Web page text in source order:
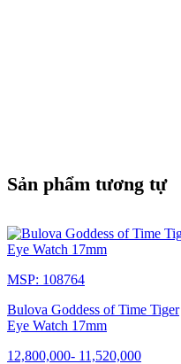
Sản phẩm tương tự
MSP: 108764
Bulova Goddess of Time Tiger
Eye Watch 17mm
12,800,000- 11,520,000